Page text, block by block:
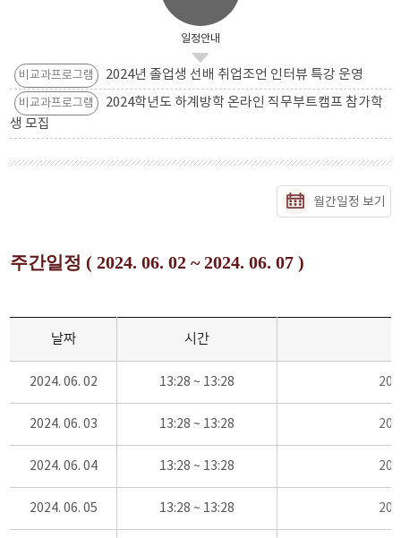
일정안내
비교과프로그램 2024년 졸업생 선배 취업조언 인터뷰 특강 운영
비교과프로그램
2024학년도 하계방학 온라인 직무부트캠프 참가학
생 모집
월간일정 보기
주간일정 ( 2024. 06. 02 ~ 2024. 06. 07 )
날짜 시간
2024. 06. 02 13:28 ~ 13:28
2024. 06. 03 13:28 ~ 13:28
2024. 06. 04 13:28 ~ 13:28
2024. 06. 05 13:28 ~ 13:28